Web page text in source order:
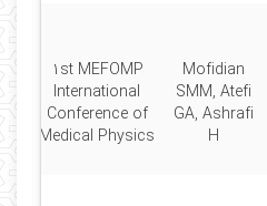
Mofidian
SMM, Atefi
GA, Ashrafi
H
1st MEFOMP
International
Conference of
Medical Physics